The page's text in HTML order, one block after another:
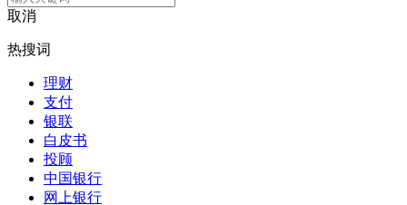
取消
热搜词
理财
支付
银联
白皮书
投顾
中国银行
网上银行